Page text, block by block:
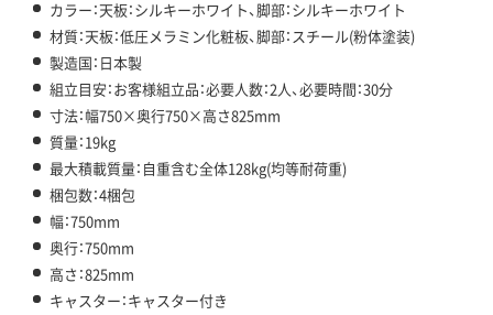
カラー：天板：シルキーホワイト、脚部：シルキーホワイト
材質：天板：低圧メラミン化粧板、脚部：スチール(粉体塗装)
製造国：日本製
組立目安：お客様組立品：必要人数：2人、必要時間：30分
寸法：幅750×奥行750×高さ825mm
質量：19kg
最大積載質量：自重含む全体128kg(均等耐荷重)
梱包数：4梱包
幅：750mm
奥行：750mm
高さ：825mm
キャスター：キャスター付き